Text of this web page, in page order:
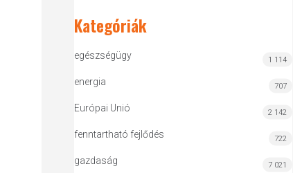
Kategóriák
egészségügy 1 114
energia 707
Európai Unió 2 142
fenntartható fejlődés 722
gazdaság 7 021